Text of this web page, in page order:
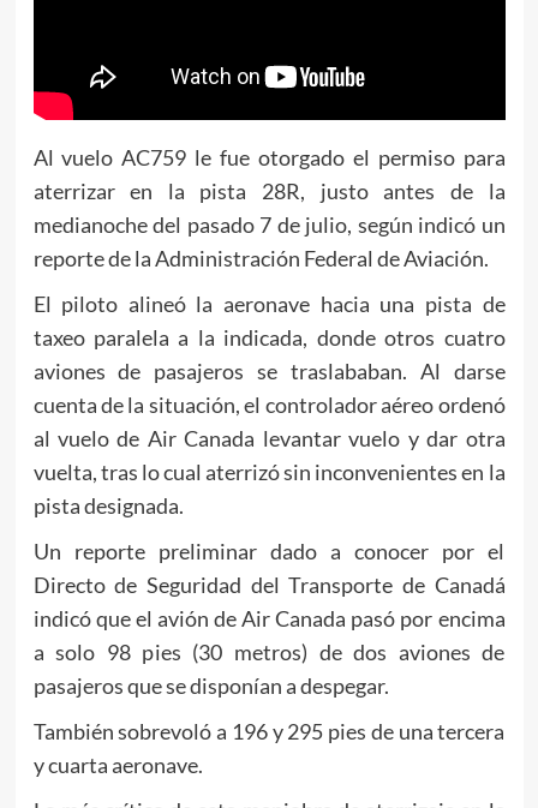
Al vuelo AC759 le fue otorgado el permiso para
aterrizar en la pista 28R, justo antes de la
medianoche del pasado 7 de julio, según indicó un
reporte de la Administración Federal de Aviación.
El piloto alineó la aeronave hacia una pista de
taxeo paralela a la indicada, donde otros cuatro
aviones de pasajeros se traslababan. Al darse
cuenta de la situación, el controlador aéreo ordenó
al vuelo de Air Canada levantar vuelo y dar otra
vuelta, tras lo cual aterrizó sin inconvenientes en la
pista designada.
Un reporte preliminar dado a conocer por el
Directo de Seguridad del Transporte de Canadá
indicó que el avión de Air Canada pasó por encima
a solo 98 pies (30 metros) de dos aviones de
pasajeros que se disponían a despegar.
También sobrevoló a 196 y 295 pies de una tercera
y cuarta aeronave.